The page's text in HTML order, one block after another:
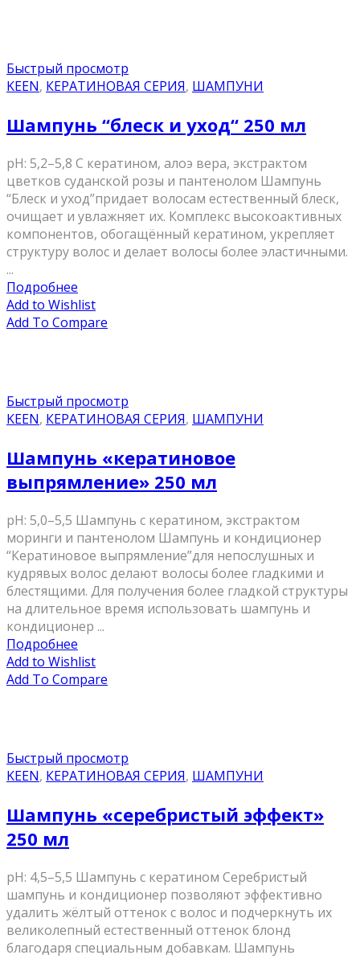
Быстрый просмотр
KEEN, КЕРАТИНОВАЯ СЕРИЯ, ШАМПУНИ
Шампунь “блеск и уход“ 250 мл
pH: 5,2–5,8 С кератином, алоэ вера, экстрактом
цветков суданской розы и пантенолом Шампунь
“Блеск и уход”придает волосам естественный блеск,
очищает и увлажняет их. Комплекс высокоактивных
компонентов, обогащённый кератином, укрепляет
структуру волос и делает волосы более эластичными.
...
Подробнее
Add to Wishlist
Add To Compare
Быстрый просмотр
KEEN, КЕРАТИНОВАЯ СЕРИЯ, ШАМПУНИ
Шампунь «кератиновое
выпрямление» 250 мл
pH: 5,0–5,5 Шампунь с кератином, экстрактом
моринги и пантенолом Шампунь и кондиционер
“Кератиновое выпрямление”для непослушных и
кудрявых волос делают волосы более гладкими и
блестящими. Для получения более гладкой структуры
на длительное время использовать шампунь и
кондиционер ...
Подробнее
Add to Wishlist
Add To Compare
Быстрый просмотр
KEEN, КЕРАТИНОВАЯ СЕРИЯ, ШАМПУНИ
Шампунь «серебристый эффект»
250 мл
pH: 4,5–5,5 Шампунь с кератином Серебристый
шампунь и кондиционер позволяют эффективно
удалить жёлтый оттенок с волос и подчеркнуть их
великолепный естественный оттенок блонд
благодаря специальным добавкам. Шампунь